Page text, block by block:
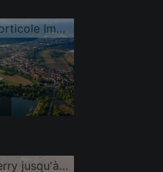
Entreprise horticole Im Wörth
Le Rhin en ferry jusqu'à Leimersheim